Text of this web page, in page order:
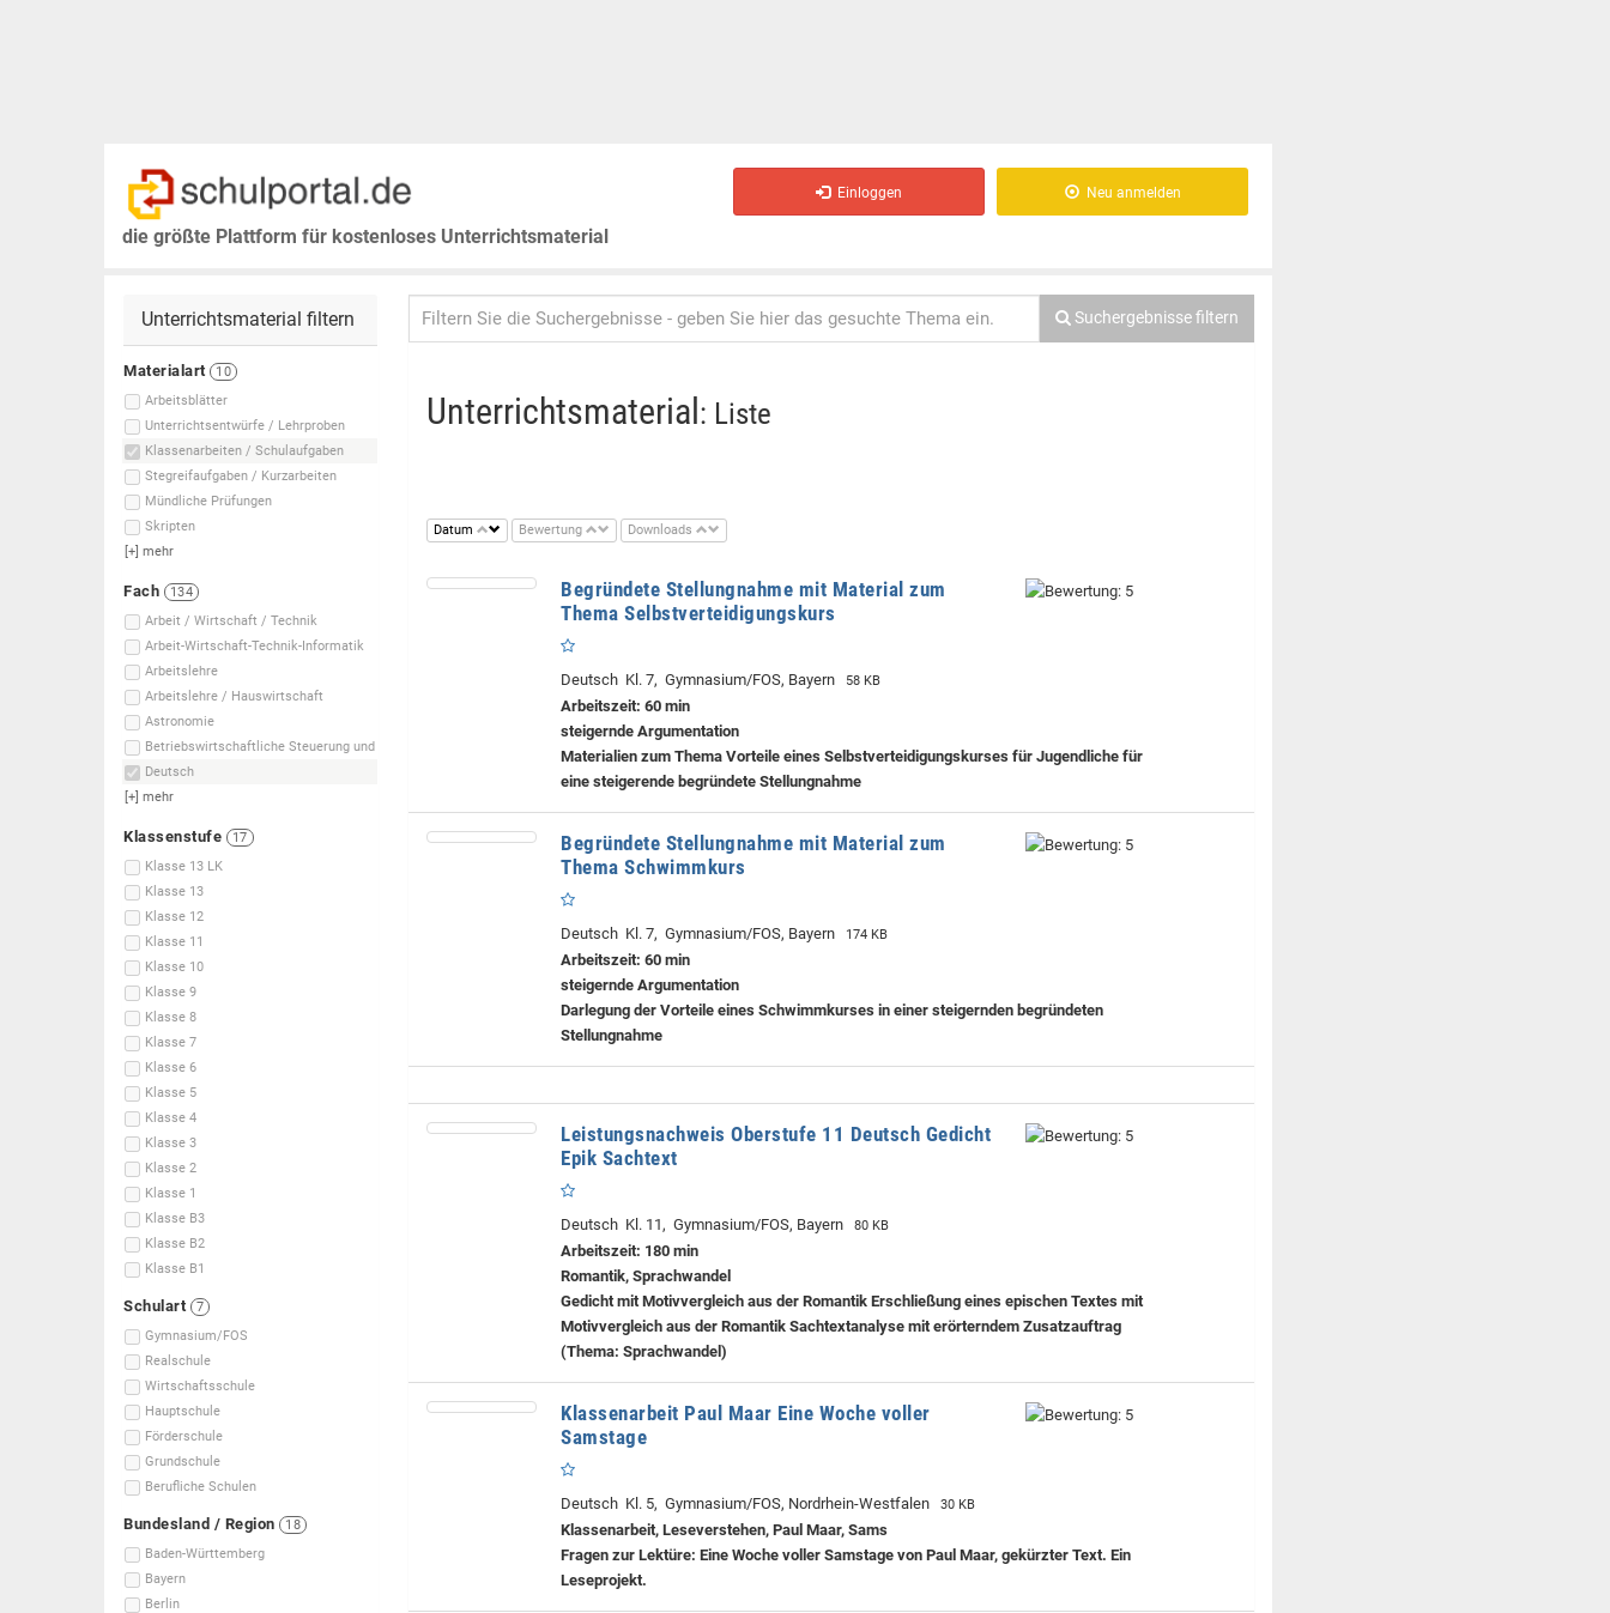
die größte Plattform für kostenloses Unterrichtsmaterial
Einloggen Neu anmelden
Unterrichtsmaterial filtern
Materialart
10
Arbeitsblätter
Unterrichtsentwürfe / Lehrproben
Klassenarbeiten / Schulaufgaben
Stegreifaufgaben / Kurzarbeiten
Mündliche Prüfungen
Skripten
[+] mehr
Fach
134
Arbeit / Wirtschaft / Technik
Arbeit-Wirtschaft-Technik-Informatik
Arbeitslehre
Arbeitslehre / Hauswirtschaft
Astronomie
Betriebswirtschaftliche Steuerung und
Deutsch
[+] mehr
Klassenstufe
17
Klasse 13 LK
Klasse 13
Klasse 12
Klasse 11
Klasse 10
Klasse 9
Klasse 8
Klasse 7
Klasse 6
Klasse 5
Klasse 4
Klasse 3
Klasse 2
Klasse 1
Klasse B3
Klasse B2
Klasse B1
Schulart
7
Gymnasium/FOS
Realschule
Wirtschaftsschule
Hauptschule
Förderschule
Grundschule
Berufliche Schulen
Bundesland / Region
18
Baden-Württemberg
Bayern
Berlin
Suchergebnisse filtern
Unterrichtsmaterial : Liste
Datum Bewertung Downloads
Begründete Stellungnahme mit Material zum
Thema Selbstverteidigungskurs
Deutsch Kl. 7, Gymnasium/FOS, Bayern 58 KB
Arbeitszeit: 60 min
steigernde Argumentation
Materialien zum Thema Vorteile eines Selbstverteidigungskurses für Jugendliche für
eine steigerende begründete Stellungnahme
Begründete Stellungnahme mit Material zum
Thema Schwimmkurs
Deutsch Kl. 7, Gymnasium/FOS, Bayern 174 KB
Arbeitszeit: 60 min
steigernde Argumentation
Darlegung der Vorteile eines Schwimmkurses in einer steigernden begründeten
Stellungnahme
Leistungsnachweis Oberstufe 11 Deutsch Gedicht
Epik Sachtext
Deutsch Kl. 11, Gymnasium/FOS, Bayern 80 KB
Arbeitszeit: 180 min
Romantik, Sprachwandel
Gedicht mit Motivvergleich aus der Romantik Erschließung eines epischen Textes mit
Motivvergleich aus der Romantik Sachtextanalyse mit erörterndem Zusatzauftrag
(Thema: Sprachwandel)
Klassenarbeit Paul Maar Eine Woche voller
Samstage
Deutsch Kl. 5, Gymnasium/FOS, Nordrhein-Westfalen 30 KB
Klassenarbeit, Leseverstehen, Paul Maar, Sams
Fragen zur Lektüre: Eine Woche voller Samstage von Paul Maar, gekürzter Text. Ein
Leseprojekt.